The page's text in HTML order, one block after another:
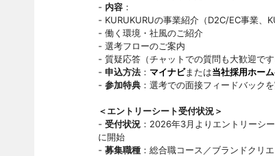
- 内容：
- KURUKURUの事業紹介（D2C/EC事業、
- 働く環境・社風のご紹介
- 選考フローのご案内
- 質疑応答（チャットでの質問も大歓迎で
- 申込方法： マイナビまたは当社採用ホー
- 参加特典：選考での面接フィードバック
＜エントリーシート受付状況＞
- 受付状況：2026年3月よりエントリーシ
に開始
- 募集職種：総合職コース／ブランドクリ